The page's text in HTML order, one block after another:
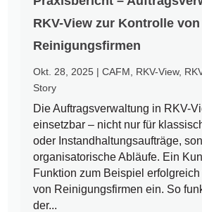
RKV-View zur Kontrolle von
Reinigungsfirmen
Okt. 28, 2025 |CAFM RKV-View,
Story
Die Auftragsverwaltung in RKV-
einsetzbar – nicht nur für
oder Instandhaltungsaufträge,
organisatorische Abläufe. Ein
Funktion zum Beispiel
von Reinigungsfirmen ein. So
der...